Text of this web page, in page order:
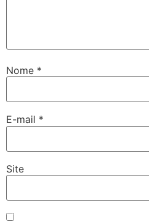
Nome *
E-mail *
Site